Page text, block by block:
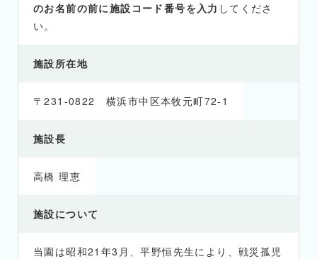
のお名前の前に施設コード番号を入力 してくださ
い。
施設所在地
〒231-0822 横浜市中区本牧元町72-1
施設長
高橋 理恵
施設について
当園は昭和21年3月、平野恒先生により、戦災孤児